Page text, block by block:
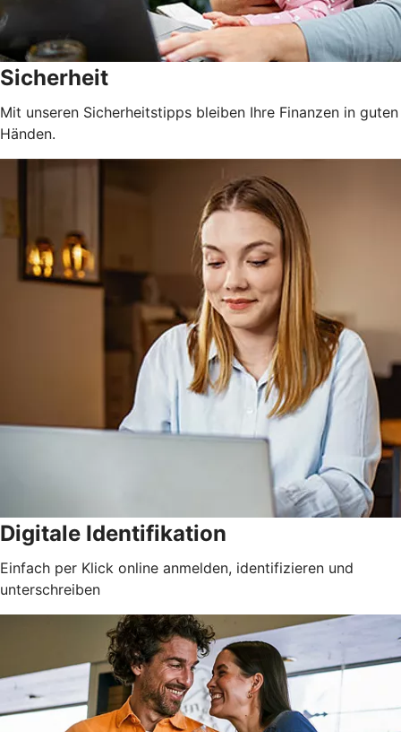
Sicherheit
Mit unseren Sicherheitstipps bleiben Ihre Finanzen in guten
Händen.
Digitale Identifikation
Einfach per Klick online anmelden, identifizieren und
unterschreiben